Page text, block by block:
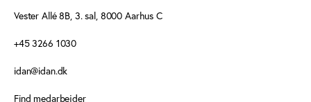
Vester Allé 8B, 3. sal, 8000 Aarhus C
+45 3266 1030
idan@idan.dk
Find medarbejder